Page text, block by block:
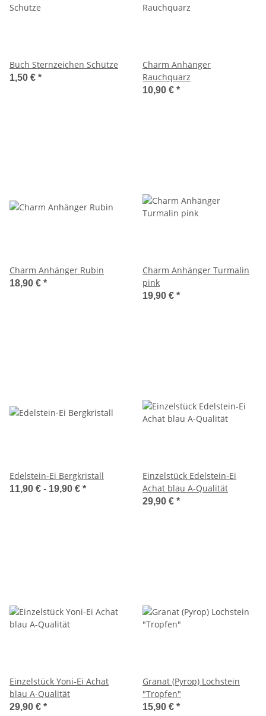
Buch Sternzeichen Schütze
1,50 € *
Charm Anhänger
Rauchquarz
10,90 € *
Charm Anhänger Rubin
18,90 € *
Charm Anhänger Turmalin
pink
19,90 € *
Edelstein-Ei Bergkristall
11,90 € - 19,90 € *
Einzelstück Edelstein-Ei
Achat blau A-Qualität
29,90 € *
Einzelstück Yoni-Ei Achat
blau A-Qualität
29,90 € *
Granat (Pyrop) Lochstein
"Tropfen"
15,90 € *